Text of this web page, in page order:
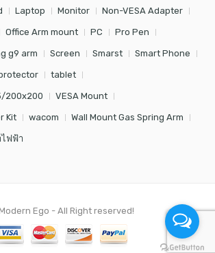
Laptop Monitor Non-VESA Adapter
Office Arm mount PC Pro Pen
g9 arm Screen Smarst Smart Phone
tablet
200x200 VESA Mount
Kit wacom Wall Mount Gas Spring Arm
ไฟฟ้า
Ego - All Right reserved!